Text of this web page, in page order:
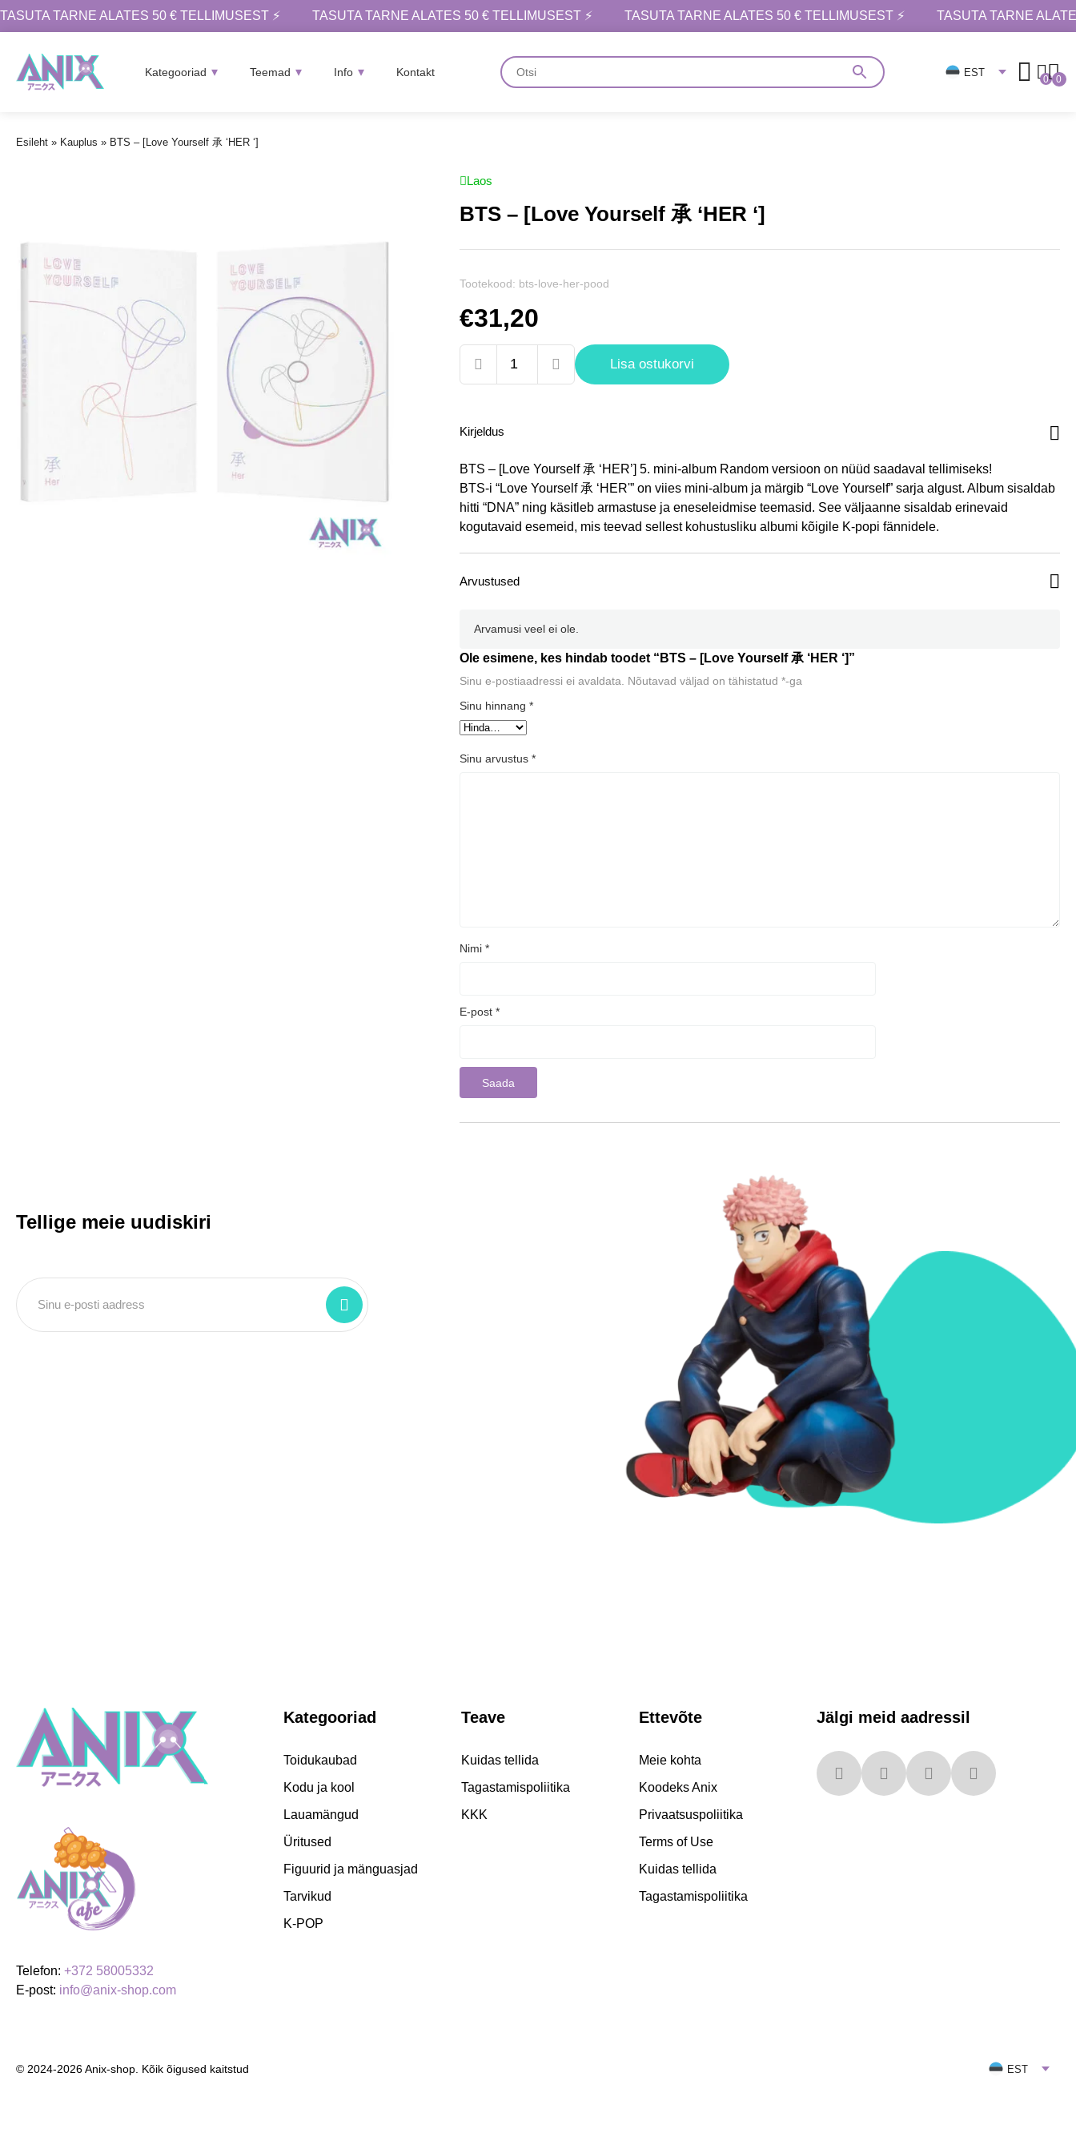
TASUTA TARNE ALATES 50 € TELLIMUSEST ⚡ TASUTA TARNE ALATES 50 € TELLIMUSEST ⚡ TASUTA TARNE ALATES 50 € TELLIMUSEST ⚡ TASUTA TARNE
Kategooriad Teemad Info Kontakt EST
0 0
Esileht » Kauplus » BTS – [Love Yourself 承 ‘HER ‘]
Laos
BTS – [Love Yourself 承 ‘HER ‘]
Tootekood: bts-love-her-pood
€31,20
BTS
-
承
Lisa ostukorvi
Kirjeldus
BTS – [Love Yourself 承 ‘HER’] 5. mini-album Random versioon on nüüd saadaval tellimiseks!
BTS-i “Love Yourself 承 ‘HER'” on viies mini-album ja märgib “Love Yourself” sarja algust. Album sisaldab
hitti “DNA” ning käsitleb armastuse ja eneseleidmise teemasid. See väljaanne sisaldab erinevaid
kogutavaid esemeid, mis teevad sellest kohustusliku albumi kõigile K-popi fännidele.
Arvustused
Arvamusi veel ei ole.
Ole esimene, kes hindab toodet “BTS – [Love Yourself 承 ‘HER ‘]”
Sinu e-postiaadressi ei avaldata. Nõutavad väljad on tähistatud *-ga
Sinu hinnang *
Sinu arvustus *
Nimi *
E-post *
Tellige meie uudiskiri
Telefon: +372 58005332
E-post: info@anix-shop.com
Kategooriad
Toidukaubad
Kodu ja kool
Lauamängud
Üritused
Figuurid ja mänguasjad
Tarvikud
K-POP
Teave
Kuidas tellida
Tagastamispoliitika
KKK
Ettevõte
Meie kohta
Koodeks Anix
Privaatsuspoliitika
Terms of Use
Kuidas tellida
Tagastamispoliitika
Jälgi meid aadressil
© 2024-2026 Anix-shop. Kõik õigused kaitstud EST